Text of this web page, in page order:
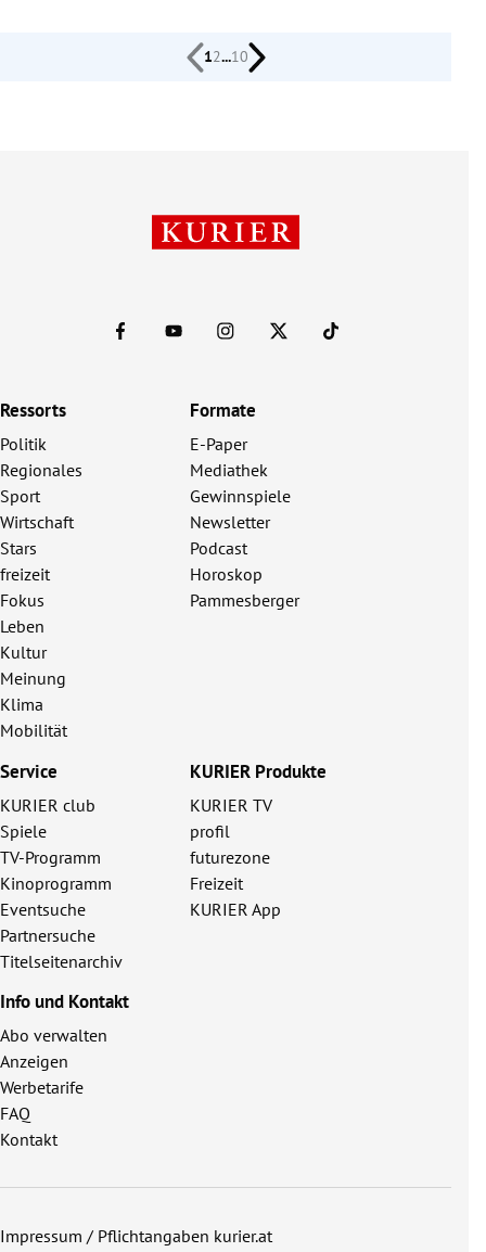
12...10
Ressorts
Politik
Regionales
Sport
Wirtschaft
Stars
freizeit
Fokus
Leben
Kultur
Meinung
Klima
Mobilität
Formate
E-Paper
Mediathek
Gewinnspiele
Newsletter
Podcast
Horoskop
Pammesberger
Service
KURIER club
Spiele
TV-Programm
Kinoprogramm
Eventsuche
Partnersuche
Titelseitenarchiv
KURIER Produkte
KURIER TV
profil
futurezone
Freizeit
KURIER App
Info und Kontakt
Abo verwalten
Anzeigen
Werbetarife
FAQ
Kontakt
Impressum / Pflichtangaben kurier.at